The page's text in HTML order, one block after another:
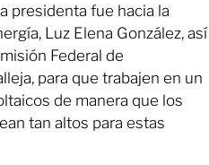
presidenta fue hacia la
Luz Elena González, así
Federal de
para que trabajen en un
de manera que los
tan altos para estas